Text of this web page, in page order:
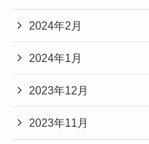
2024年2月
2024年1月
2023年12月
2023年11月